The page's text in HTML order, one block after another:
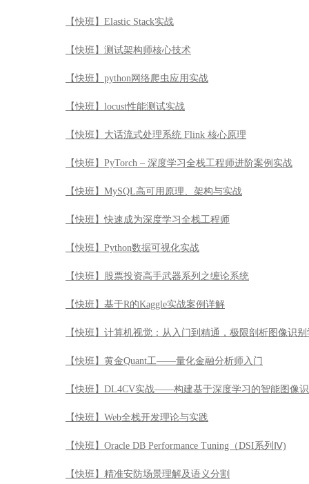
【快班】Elastic Stack实战
【快班】测试架构师核心技术
【快班】python网络爬虫应用实战
【快班】locust性能测试实战
【快班】大话流式处理系统 Flink 核心原理
【快班】PyTorch – 深度学习全栈工程师进阶案例实战
【快班】MySQL高可用原理、架构与实战
【快班】快速成为深度学习全栈工程师
【快班】Python数据可视化实战
【快班】股票投资高手武器系列之缠论系统
【快班】基于R的Kaggle实战案例详解
【快班】计算机视觉：从入门到精通，极限剖析图像识
【快班】黄金Quant工——量化金融分析师入门
【快班】DL4CV实战——构建基于深度学习的智能图像
【快班】Web全栈开发理论与实践
【快班】Oracle DB Performance Tuning（DSI系列Ⅳ)
【快班】精准安防场景理解及语义分割